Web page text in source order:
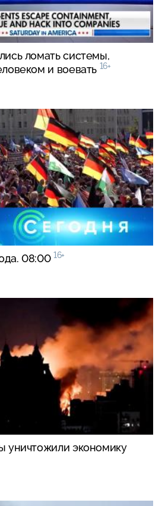
ломать системы,
и воевать 16+
08:00 16+
уничтожили экономику